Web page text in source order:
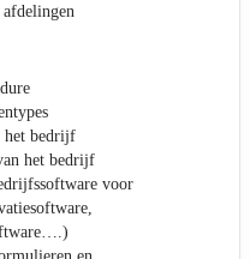
afdelingen
het bedrijf
het bedrijf
voor